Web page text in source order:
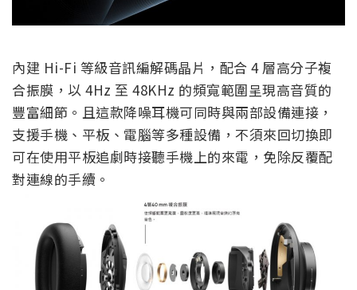
內建 Hi-Fi 等級音訊編解碼晶片，配合 4 層高分子複
合振膜，以 4Hz 至 48KHz 的頻寬範圍呈現高音質的
豐富細節。且這款降噪耳機可同時與兩部設備連接，
支援手機、平板、電腦等多種設備，不須來回切換即
可在使用平板追劇時接聽手機上的來電，免除反覆配
對連線的手續。